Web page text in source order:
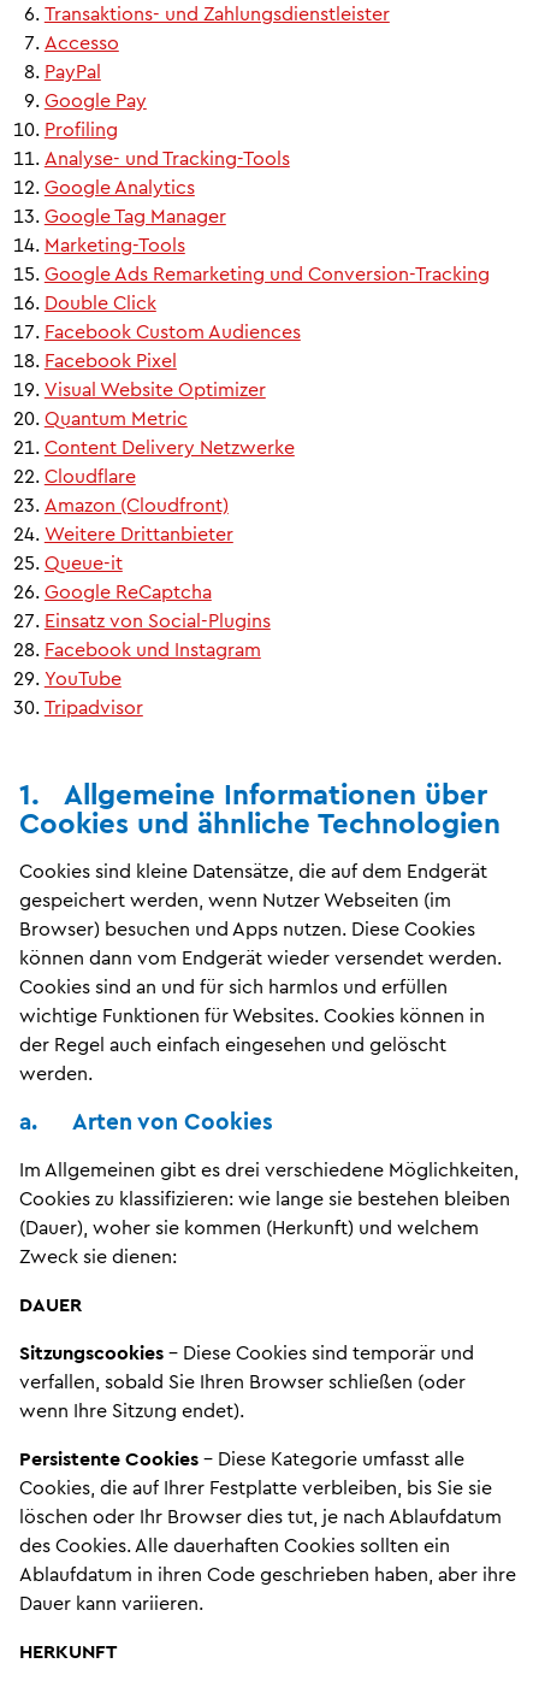
Transaktions- und Zahlungsdienstleister
Accesso
PayPal
Google Pay
Profiling
Analyse- und Tracking-Tools
Google Analytics
Google Tag Manager
Marketing-Tools
Google Ads Remarketing und Conversion-Tracking
Double Click
Facebook Custom Audiences
Facebook Pixel
Visual Website Optimizer
Quantum Metric
Content Delivery Netzwerke
Cloudflare
Amazon (Cloudfront)
Weitere Drittanbieter
Queue-it
Google ReCaptcha
Einsatz von Social-Plugins
Facebook und Instagram
YouTube
Tripadvisor
1. Allgemeine Informationen über
Cookies und ähnliche Technologien
Cookies sind kleine Datensätze, die auf dem Endgerät
gespeichert werden, wenn Nutzer Webseiten (im
Browser) besuchen und Apps nutzen. Diese Cookies
können dann vom Endgerät wieder versendet werden.
Cookies sind an und für sich harmlos und erfüllen
wichtige Funktionen für Websites. Cookies können in
der Regel auch einfach eingesehen und gelöscht
werden.
a. Arten von Cookies
Im Allgemeinen gibt es drei verschiedene Möglichkeiten,
Cookies zu klassifizieren: wie lange sie bestehen bleiben
(Dauer), woher sie kommen (Herkunft) und welchem
Zweck sie dienen:
DAUER
Sitzungscookies – Diese Cookies sind temporär und
verfallen, sobald Sie Ihren Browser schließen (oder
wenn Ihre Sitzung endet).
Persistente Cookies – Diese Kategorie umfasst alle
Cookies, die auf Ihrer Festplatte verbleiben, bis Sie sie
löschen oder Ihr Browser dies tut, je nach Ablaufdatum
des Cookies. Alle dauerhaften Cookies sollten ein
Ablaufdatum in ihren Code geschrieben haben, aber ihre
Dauer kann variieren.
HERKUNFT